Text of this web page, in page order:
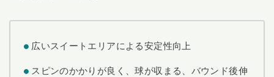
広いスイートエリアによる安定性向上
スピンのかかりが良く、球が収まる、バウンド後伸